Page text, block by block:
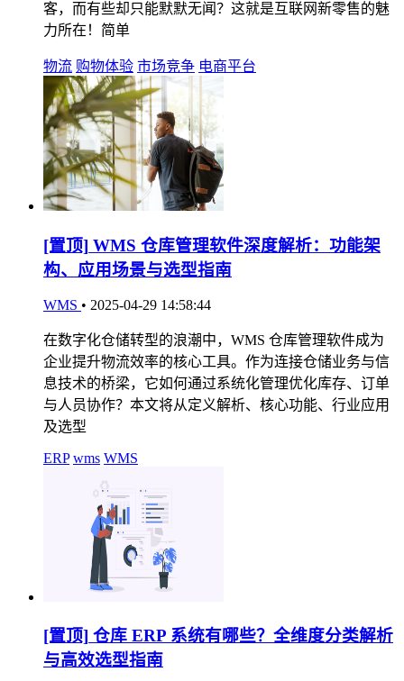
客，而有些却只能默默无闻？这就是互联网新零售的魅
力所在！简单
物流 购物体验 市场竞争 电商平台
[置顶] WMS 仓库管理软件深度解析：功能架
构、应用场景与选型指南
WMS • 2025-04-29 14:58:44
在数字化仓储转型的浪潮中，WMS 仓库管理软件成为
企业提升物流效率的核心工具。作为连接仓储业务与信
息技术的桥梁，它如何通过系统化管理优化库存、订单
与人员协作？本文将从定义解析、核心功能、行业应用
及选型
ERP wms WMS
[置顶] 仓库 ERP 系统有哪些？全维度分类解析
与高效选型指南